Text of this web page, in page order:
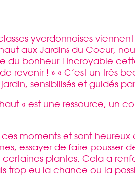
yverdonnoises
aux Jardins du Coeur,
du bonheur ! Incroyable
revenir ! » « C’est un très
sensibilisés et guidés
« est une ressource, un
moments et sont
essayer de faire pousser
certaines plantes. Cela a
trop eu la chance ou la